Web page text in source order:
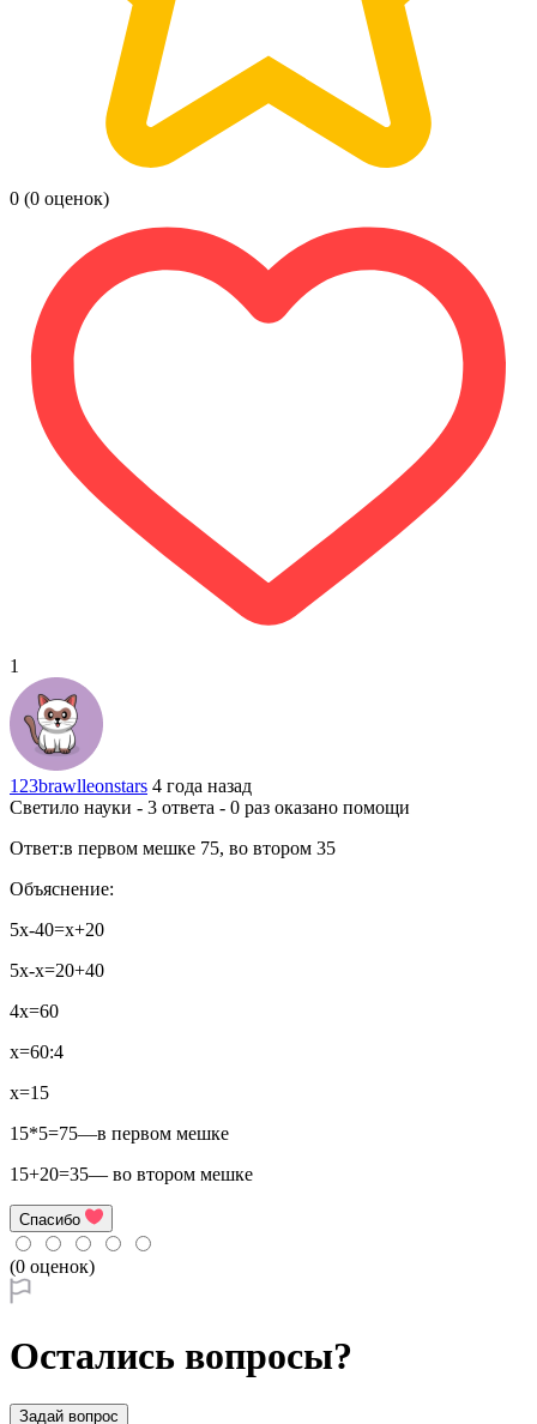
0 (0 оценок)
1
123brawlleonstars 4 года назад
Светило науки - 3 ответа - 0 раз оказано помощи
Ответ:в первом мешке 75, во втором 35
Объяснение:
5x-40=x+20
5x-x=20+40
4x=60
x=60:4
x=15
15*5=75—в первом мешке
15+20=35— во втором мешке
Спасибо
(0 оценок)
Остались вопросы?
Задай вопрос